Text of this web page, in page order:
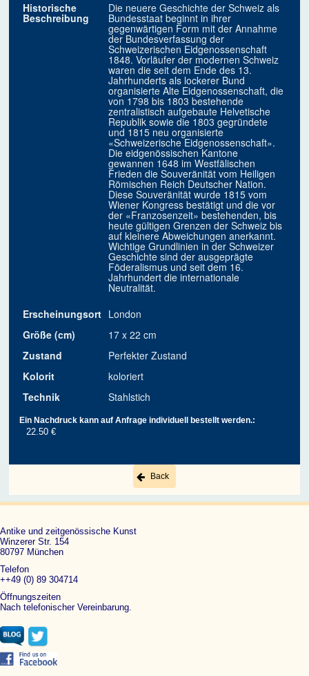
Historische
Beschreibung
Die neuere Geschichte der Schweiz als
Bundesstaat beginnt in ihrer
gegenwärtigen Form mit der Annahme
der Bundesverfassung der
Schweizerischen Eidgenossenschaft
1848. Vorläufer der modernen Schweiz
waren die seit dem Ende des 13.
Jahrhunderts als lockerer Bund
organisierte Alte Eidgenossenschaft, die
von 1798 bis 1803 bestehende
zentralistisch aufgebaute Helvetische
Republik sowie die 1803 gegründete
und 1815 neu organisierte
«Schweizerische Eidgenossenschaft».
Die eidgenössischen Kantone
gewannen 1648 im Westfälischen
Frieden die Souveränität vom Heiligen
Römischen Reich Deutscher Nation.
Diese Souveränität wurde 1815 vom
Wiener Kongress bestätigt und die vor
der «Franzosenzeit» bestehenden, bis
heute gültigen Grenzen der Schweiz bis
auf kleinere Abweichungen anerkannt.
Wichtige Grundlinien in der Schweizer
Geschichte sind der ausgeprägte
Föderalismus und seit dem 16.
Jahrhundert die internationale
Neutralität.
Erscheinungsort London
Größe (cm)
17 x 22 cm
Zustand
Perfekter Zustand
Kolorit
koloriert
Technik
Stahlstich
Ein Nachdruck kann auf Anfrage individuell bestellt werden.:
22.50 €
Back
Antike und zeitgenössische Kunst
Winzerer Str. 154
80797 München
Telefon
++49 (0) 89 304714
Öffnungszeiten
Nach telefonischer Vereinbarung.